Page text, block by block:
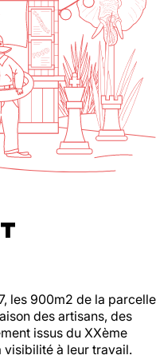
les 900m2 de la parcelle
des artisans, des
issus du XXème
visibilité à leur travail.